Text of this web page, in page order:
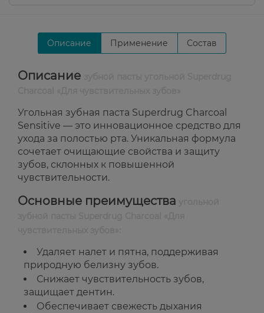
Описание Применение Состав
Описание
Угольная зубная паста Superdrug Charcoal
Sensitive — это инновационное средство для
ухода за полостью рта. Уникальная формула
сочетает очищающие свойства и защиту
зубов, склонных к повышенной
чувствительности.
Основные преимущества
Удаляет налет и пятна, поддерживая
природную белизну зубов.
Снижает чувствительность зубов,
защищает дентин.
Обеспечивает свежесть дыхания